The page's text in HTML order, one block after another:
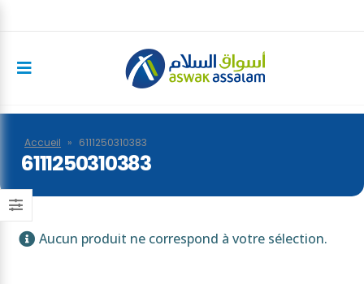
Accueil » 6111250310383
6111250310383
Aucun produit ne correspond à votre sélection.